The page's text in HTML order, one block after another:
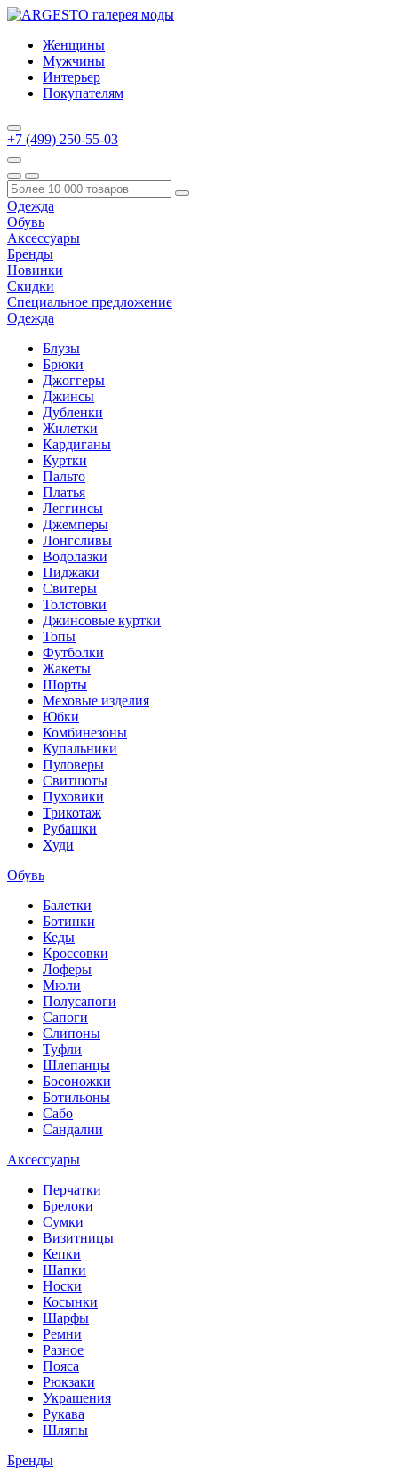
Женщины
Мужчины
Интерьер
Покупателям
+7 (499) 250-55-03
Одежда
Обувь
Аксессуары
Бренды
Новинки
Скидки
Специальное предложение
Одежда
Блузы
Брюки
Джоггеры
Джинсы
Дубленки
Жилетки
Кардиганы
Куртки
Пальто
Платья
Леггинсы
Джемперы
Лонгсливы
Водолазки
Пиджаки
Свитеры
Толстовки
Джинсовые куртки
Топы
Футболки
Жакеты
Шорты
Меховые изделия
Юбки
Комбинезоны
Купальники
Пуловеры
Свитшоты
Пуховики
Трикотаж
Рубашки
Худи
Обувь
Балетки
Ботинки
Кеды
Кроссовки
Лоферы
Мюли
Полусапоги
Сапоги
Слипоны
Туфли
Шлепанцы
Босоножки
Ботильоны
Сабо
Сандалии
Аксессуары
Перчатки
Брелоки
Сумки
Визитницы
Кепки
Шапки
Носки
Косынки
Шарфы
Ремни
Разное
Пояса
Рюкзаки
Украшения
Рукава
Шляпы
Бренды